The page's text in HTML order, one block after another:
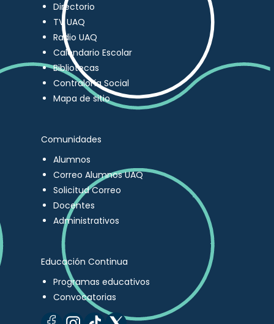
Directorio
TV UAQ
Radio UAQ
Calendario Escolar
Bibliotecas
Contraloría Social
Mapa de sitio
Comunidades
Alumnos
Correo Alumnos UAQ
Solicitud Correo
Docentes
Administrativos
Educación Continua
Programas educativos
Convocatorias